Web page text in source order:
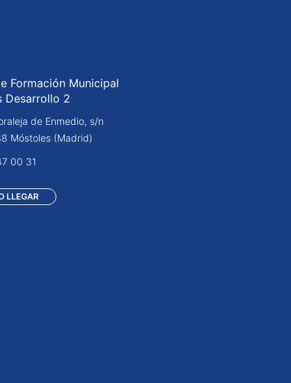
Formación Municipal
Desarrollo 2
de Enmedio, s/n
Móstoles (Madrid)
00 31